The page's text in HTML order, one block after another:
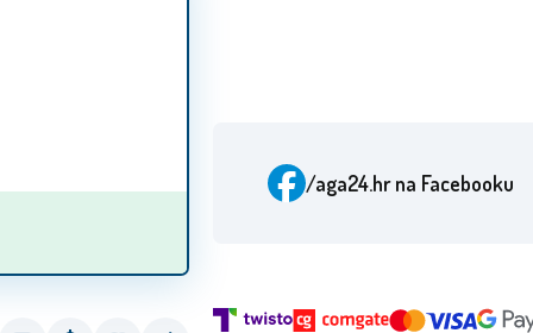
/aga24.hrna Facebooku